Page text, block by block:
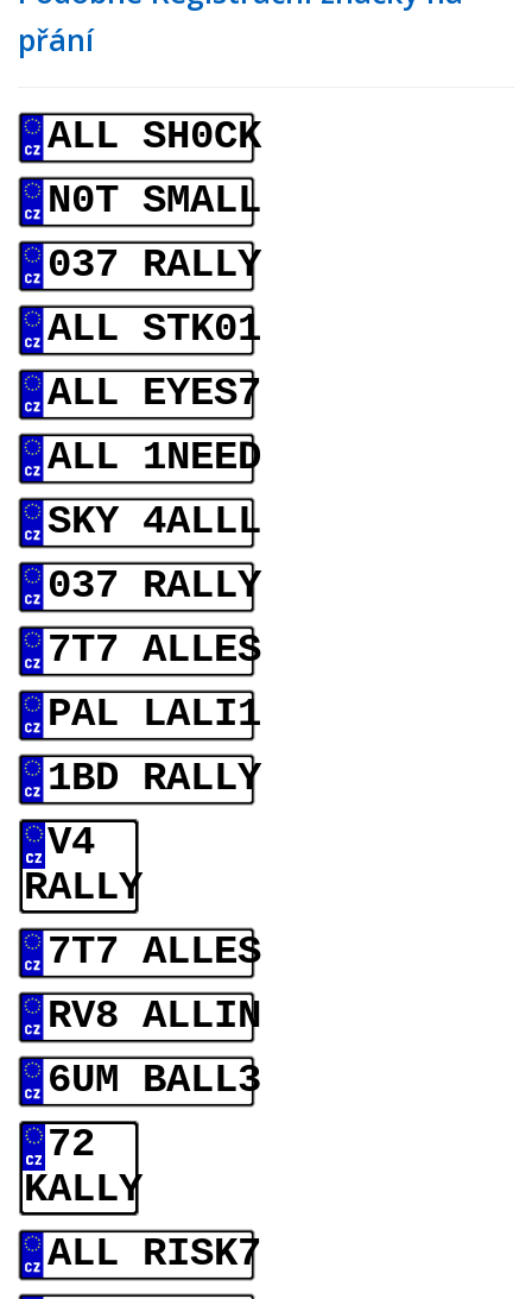
přání
ALL SH0CK
N0T SMALL
037 RALLY
ALL STK01
ALL EYES7
ALL 1NEED
SKY 4ALLL
037 RALLY
7T7 ALLES
PAL LALI1
1BD RALLY
V4
RALLY
7T7 ALLES
RV8 ALLIN
6UM BALL3
72
KALLY
ALL RISK7